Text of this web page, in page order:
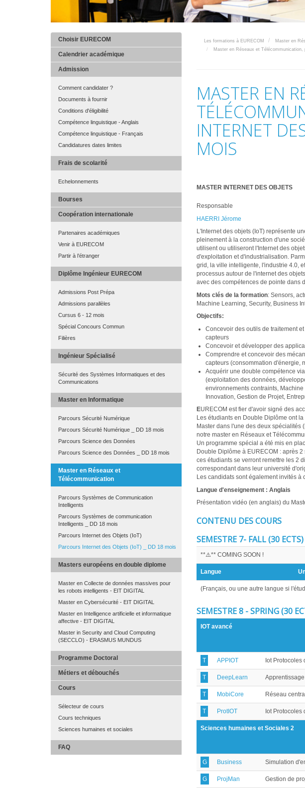
MAIN
MENU
FINAL
Choisir EURECOM
Calendrier académique
Admission
Comment candidater ?
Documents à fournir
Conditions d'éligibilité
Compétence linguistique - Anglais
Compétence linguistique - Français
Candidatures dates limites
Frais de scolarité
Echelonnements
Bourses
Coopération internationale
Partenaires académiques
Venir à EURECOM
Partir à l’étranger
Diplôme Ingénieur EURECOM
Admissions Post Prépa
Admissions parallèles
Cursus 6 - 12 mois
Spécial Concours Commun
Filières
Ingénieur Spécialisé
Sécurité des Systèmes Informatiques et des
Communications
Master en Informatique
Parcours Sécurité Numérique
Parcours Sécurité Numérique _ DD 18 mois
Parcours Science des Données
Parcours Science des Données _ DD 18 mois
Master en Réseaux et
Télécommunication
Parcours Systèmes de Communication
Intelligents
Parcours Systèmes de communication
Intelligents _ DD 18 mois
Parcours Internet des Objets (IoT)
Parcours Internet des Objets (IoT) _ DD 18 mois
Masters européens en double diplome
Master en Collecte de données massives pour
les robots intelligents - EIT DIGITAL
Master en Cybersécurité - EIT DIGITAL
Master en Intelligence artificielle et informatique
affective - EIT DIGITAL
Master in Security and Cloud Computing
(SECCLO) - ERASMUS MUNDUS
Programme Doctoral
Métiers et débouchés
Cours
Sélecteur de cours
Cours techniques
Sciences humaines et sociales
FAQ
Les formations à EURECOM
Master en
Master en Réseaux et
MASTER EN
INTERNET
MOIS
MASTER INTERNET DES OBJETS
Responsable
HAERRI Jérome
L'Internet des objets (IoT) représente
pleinement à la construction d'une
utilisent ou utiliseront l'Internet des
d'exploitation et d'industrialisation.
grid, la ville intelligente, l'industrie 4.0,
processus autour de l'internet des
avec des compétences de pointe dans
Mots clés de la formation: Sensors,
Machine Learning, Security, Business
Objectifs:
Concevoir des outils de traitement
capteurs
Concevoir et développer des
Comprendre et concevoir des
capteurs (consommation d'énergie,
Acquérir une double compétence
(exploitation des données,
environnements contraints,
Innovation, Gestion de Projet,
EURECOM est fier d'avoir signé des
Les étudiants en Double Diplôme ont
Master dans l'une des deux spécialités
notre master en Réseaux et
Un programme spécial a été mis en
Double Diplôme à EURECOM : après
ces étudiants se verront remettre les 2
correspondant dans leur université
Les candidats sont également invités à
Langue d'enseignement : Anglais
Présentation vidéo (en anglais) du
CONTENU DES COURS
SEMESTRE 7- FALL (30
**⚠️** COMING SOON !
Langue
(Français, ou une autre langue si
SEMESTRE 8 - SPRING (30
IOT avancé
T APPIOT Iot Protocoles
T DeepLearn
T MobiCore Réseau
T ProtIOT Iot Protocoles
Sciences humaines et Sociales 2
G Business Simulation
G ProjMan Gestion de